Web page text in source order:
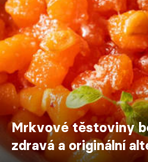
Mrkvové těstoviny
zdravá a originální